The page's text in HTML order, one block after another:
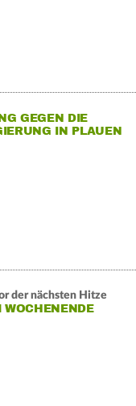
GEGEN DIE
IN PLAUEN
der nächsten Hitze